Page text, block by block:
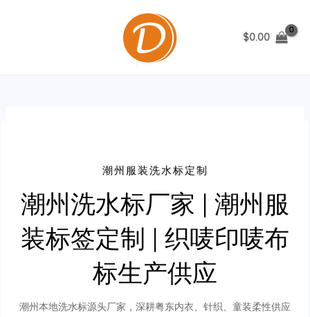
$0.00
潮州服装洗水标定制
潮州洗水标厂家 | 潮州服
装标签定制 | 织唛印唛布
标生产供应
潮州本地洗水标源头厂家，深耕粤东内衣、针织、童装柔性供应